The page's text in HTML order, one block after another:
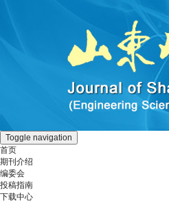
Toggle navigation
首页
期刊介绍
编委会
投稿指南
下载中心